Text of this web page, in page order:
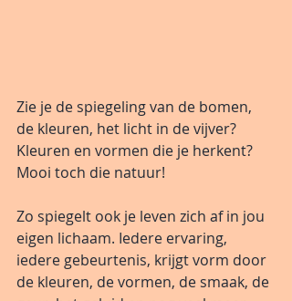
Zie je de spiegeling van de bomen,
de kleuren, het licht in de vijver?
Kleuren en vormen die je herkent?
Mooi toch die natuur!
Zo spiegelt ook je leven zich af in jou
eigen lichaam. Iedere ervaring,
iedere gebeurtenis, krijgt vorm door
de kleuren, de vormen, de smaak, de